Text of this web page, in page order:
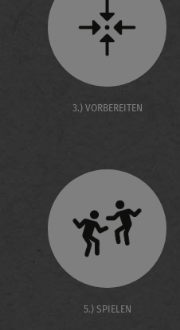
3.) VORBEREITEN
5.) SPIELEN